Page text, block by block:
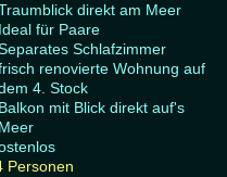
direkt am Meer
Ideal für Paare
Schlafzimmer
renovierte Wohnung auf
4. Stock
Balkon mit Blick direkt auf's
Meer
Personen